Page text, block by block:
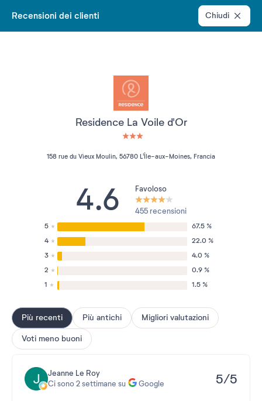
Recensioni dei clienti Chiudi
Residence La Voile d'Or
158 rue du Vieux Moulin, 56780 L'Île-aux-Moines, Francia
4.6 Favoloso
455 recensioni
5
67.5 %
4
22.0 %
3
4.0 %
2
0.9 %
1
1.5 %
Più recenti Più antichi Migliori valutazioni
Voti meno buoni
Jeanne Le Roy
Ci sono 2 settimane su
Google 5/5